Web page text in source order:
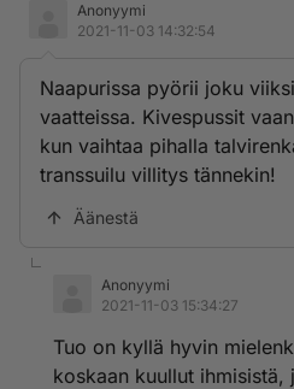
Anonyymi
2021-11-03 14:32:54
Naapurissa pyörii joku
vaatteissa. Kivespussit
kun vaihtaa pihalla
transsuilu villitys tännekin!
Äänestä
Anonyymi
2021-11-03 15:34:27
Tuo on kyllä hyvin
koskaan kuullut ihmisistä,